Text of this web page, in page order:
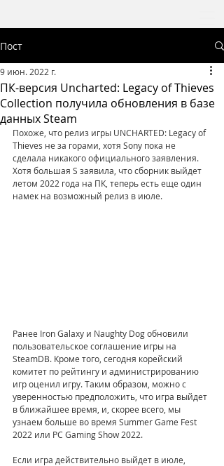
Пост
ПК-версия Uncharted: Legacy of Thieves
Collection получила обновления в базе
данных Steam
9 июн. 2022 г.
Похоже, что релиз игры UNCHARTED: Legacy of
Thieves не за горами, хотя Sony пока не
сделала никакого официального заявления.
Хотя большая S заявила, что сборник выйдет
летом 2022 года на ПК, теперь есть еще один
намек на возможный релиз в июле.
Ранее Iron Galaxy и Naughty Dog обновили
пользовательское соглашение игры на
SteamDB. Кроме того, сегодня корейский
комитет по рейтингу и администрированию
игр оценил игру. Таким образом, можно с
уверенностью предположить, что игра выйдет
в ближайшее время, и, скорее всего, мы
узнаем больше во время Summer Game Fest
2022 или PC Gaming Show 2022.
Если игра действительно выйдет в июле,